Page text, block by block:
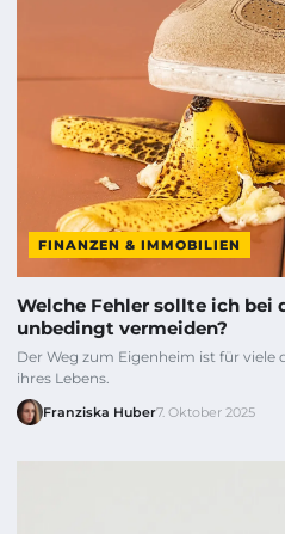
FINANZEN & IMMOBILIEN
Welche Fehler sollte ich bei
unbedingt vermeiden?
Der Weg zum Eigenheim ist für viele
ihres Lebens.
Franziska Huber7. Oktober 2025